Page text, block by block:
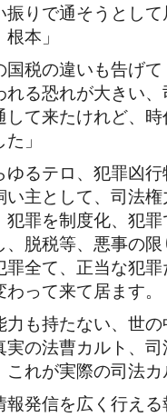
振りで通そうとし
本」
国税の違いも告げ
れる恐れが大きい
して来たけれど、
」
ゆるテロ、犯罪凶
い主として、司法
犯罪を制度化、犯
、脱税等、悪事の
罪全て、正当な犯
って来て居ます。
力も持たない、世
実の法曹カルト、
これが実際の司法
報発信を広く行え